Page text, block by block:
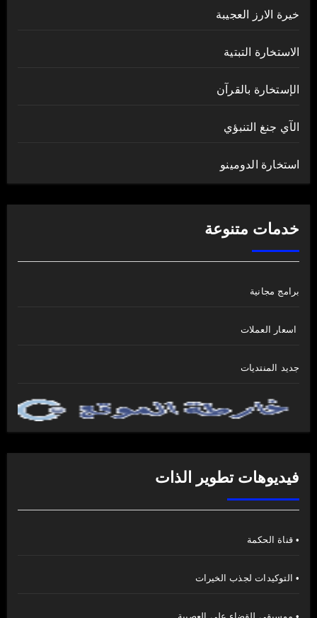
خيرة الارز العجيبة
الاستخارة التبتية
الإستخارة بالقرآن
الآي جنغ التنبؤي
استخارة الدومينو
خدمات متنوعة
برامج مجانية
اسعار العملات
جديد المنتديات
فيديوهات تطوير الذات
• قناة الحكمة
• التوكيدات لجذب الخيرات